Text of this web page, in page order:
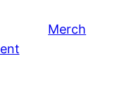
Merch